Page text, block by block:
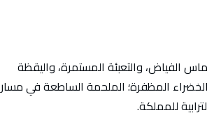
الفياض، والتعبئة المستمرة، واليقظة
الترابية، بالذكرى الـ49 للمسيرة الخضراء المظفرة؛ الملحمة الساطعة في مسار
للمملكة.